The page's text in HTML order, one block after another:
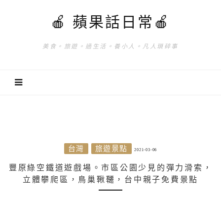
🍎 蘋果話日常🍎
美食。旅遊。過生活。養小人。凡人瑣碎事
台灣 旅遊景點 2021-03-06
豐原綠空鐵道遊戲場。市區公園少見的彈力滑索，
立體攀爬區，鳥巢鞦韆，台中親子免費景點